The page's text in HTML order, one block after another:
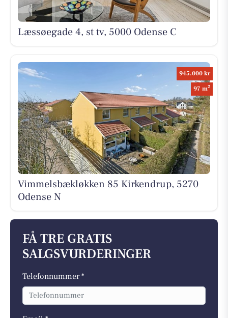
Læssøegade 4, st tv, 5000 Odense C
945.000 kr
97 m2
Vimmelsbækløkken 85 Kirkendrup, 5270
Odense N
FÅ TRE GRATIS
SALGSVURDERINGER
Telefonnummer *